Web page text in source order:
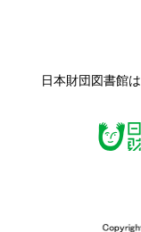
日本財団図書館